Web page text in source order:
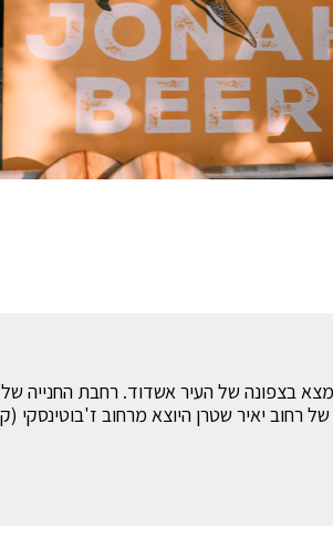
בצפונה של העיר אשדוד. רחבת החנייה של
רחוב יאיר שטרן היוצא מרחוב ז'בוטינסקי